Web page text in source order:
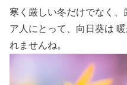
寒く厳しい冬だけでなく
ア人にとって、向日葵は
れませんね。